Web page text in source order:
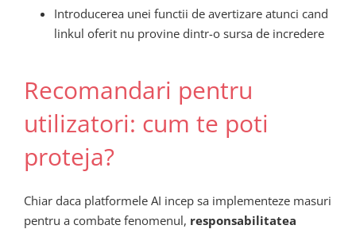
Introducerea unei functii de avertizare atunci cand
linkul oferit nu provine dintr-o sursa de incredere
Recomandari pentru
utilizatori: cum te poti
proteja?
Chiar daca platformele AI incep sa implementeze masuri
pentru a combate fenomenul, responsabilitatea